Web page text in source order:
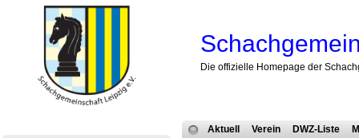
Die offizielle Homepage der
Aktuell Verein DWZ-Liste